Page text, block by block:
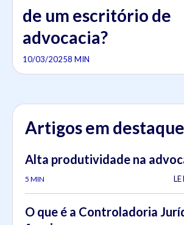
de um escritório de
advocacia?
10/03/20258 MIN
Artigos em destaque
Alta produtividade na
5 MIN
O que é a Controladoria